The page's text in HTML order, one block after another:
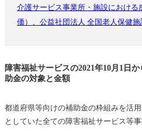
介護サービス事業所・施設におけ
価）、公益社団法人 全国老人保健施
障害福祉サービスの2021年10月1日
助金の対象と金額
都道府県等向けの補助金の枠組みを活
としていた全ての障害福祉サービス等